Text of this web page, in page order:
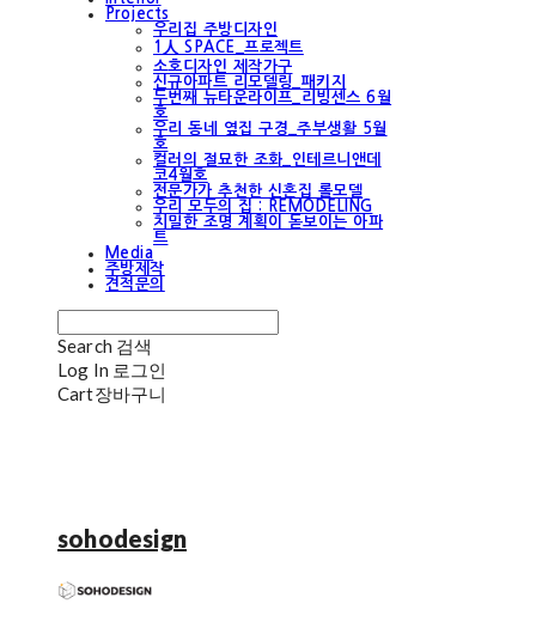
Projects
우리집 주방디자인
1人 SPACE_프로젝트
소호디자인 제작가구
신규아파트 리모델링_패키지
두번째 뉴타운라이프_리빙센스 6월
호
우리 동네 옆집 구경_주부생활 5월
호
컬러의 절묘한 조화_인테르니앤데
코4월호
전문가가 추천한 신혼집 롤모델
우리 모두의 집 : REMODELING
치밀한 조명 계획이 돋보이는 아파
트
Media
주방제작
견적문의
Search 검색
Log In 로그인
Cart장바구니
sohodesign